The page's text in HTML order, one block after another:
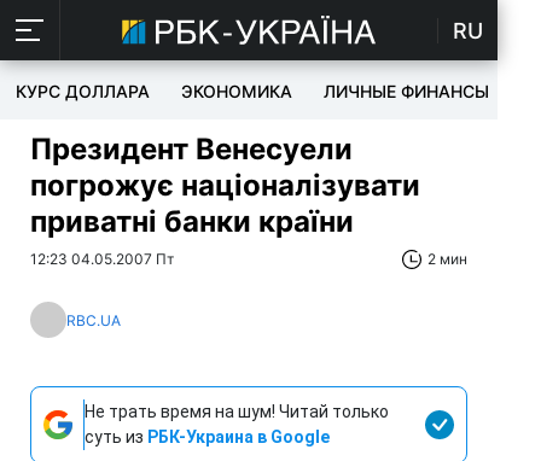
RU
КУРС ДОЛЛАРА ЭКОНОМИКА ЛИЧНЫЕ ФИНАНСЫ
Президент Венесуели
погрожує націоналізувати
приватні банки країни
12:23 04.05.2007 Пт 2 мин
RBC.UA
Не трать время на шум! Читай только
суть из РБК-Украина в Google